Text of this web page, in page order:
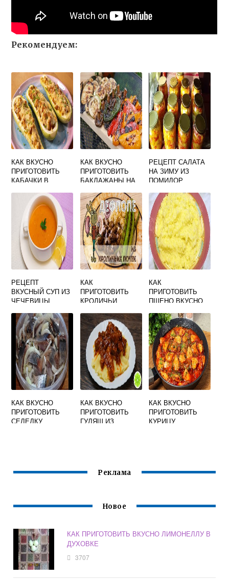
Рекомендуем:
КАК ВКУСНО
ПРИГОТОВИТЬ
КАБАЧКИ В
ФАРШЕМ И
СЫРОМ
ПОМИДОРАМИ
КАК ВКУСНО
ПРИГОТОВИТЬ
БАКЛАЖАНЫ НА
РЕЦЕПТ САЛАТА
НА ЗИМУ ИЗ
ПОМИДОР
ВКУСНЫЕ БЕЗ
СТЕРИЛИЗАЦИИ
РЕЦЕПТ
ВКУСНЫЙ СУП ИЗ
ЧЕЧЕВИЦЫ
КАК
ПРИГОТОВИТЬ
КРОЛИЧЬИ
КАК
ПРИГОТОВИТЬ
ПШЕНО ВКУСНО
КАК ВКУСНО
ПРИГОТОВИТЬ
СЕЛЕДКУ
КАК ВКУСНО
ПРИГОТОВИТЬ
ГУЛЯШ ИЗ
КАК ВКУСНО
ПРИГОТОВИТЬ
КУРИЦУ
Реклама
Новое
КАК ПРИГОТОВИТЬ ВКУСНО ЛИМОНЕЛЛУ В
ДУХОВКЕ
3707